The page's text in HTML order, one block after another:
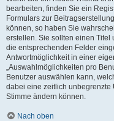
bearbeiten, finden Sie ein
Formulars zur
können, so haben Sie
erstellen. Sie sollten einen Titel
die entsprechenden Felder
Antwortmöglichkeit in einer
„Auswahlmöglichkeiten pro
Benutzer auswählen kann,
dabei eine zeitlich unbegrenzte
Stimme ändern können.
Nach oben